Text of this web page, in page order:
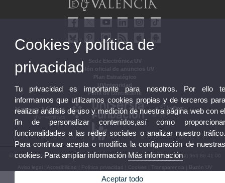
Sede Electrónica UV
Tablón oficial de anuncios UV
Plan Estratégico
UVintegridad
Perfil de contratante
© 2026 UV. - Av. Blasco Ibáñez, 13. 46010 València. Espanya. Tel. UV: (+34) 963 86 41 00
Aviso legal Accesibilidad Política privacidad Cookies Transparencia Buzón UV
Cookies y política de
privacidad
Tu privacidad es importante para nosotros. Por ello
informamos que utilizamos cookies propias y de terceros
realizar análisis de uso y medición de nuestra página web con
fin de personalizar contenidos,así como
funcionalidades a las redes sociales o analizar nuestro
Para continuar acepta o modifica la configuración de
cookies. Para ampliar información Más información
Aceptar todo